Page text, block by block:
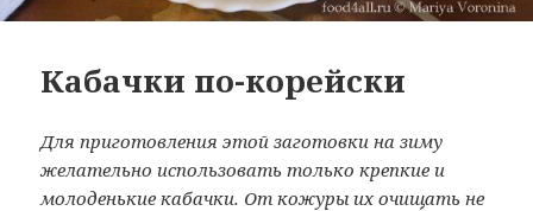
Кабачки по-корейски
Для приготовления этой заготовки на зиму
желательно использовать только крепкие и
молоденькие кабачки. От кожуры их очищать не